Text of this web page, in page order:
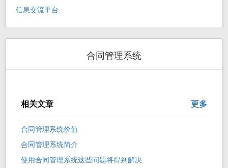
信息交流平台
合同管理系统
相关文章 更多
合同管理系统价值
合同管理系统简介
使用合同管理系统这些问题将得到解决